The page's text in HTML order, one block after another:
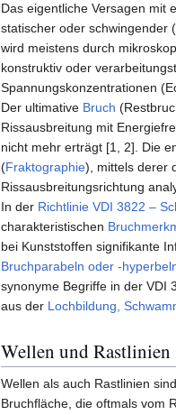
Das eigentliche Versagen mit
statischer oder schwingender
wird meistens durch
konstruktiv oder
Spannungskonzentrationen
Der ultimative Bruch
Rissausbreitung mit
nicht mehr erträgt [1, 2]. Die
(Fraktographie), mittels derer
Rissausbreitungsrichtung
In der Richtlinie VDI 3822 –
charakteristischen
bei Kunststoffen signifikante
Bruchparabeln oder -
synonyme Begriffe in der VDI
aus der Lochbildung,
Wellen und Rastlinien
Wellen als auch Rastlinien
Bruchfläche, die oftmals vom